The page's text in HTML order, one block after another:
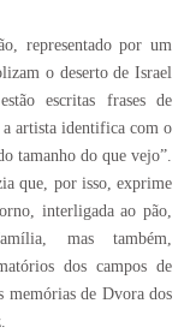
representado por um
o deserto de Israel
escritas frases de
a artista identifica com o
tamanho do que vejo”.
que, por isso, exprime
interligada ao pão,
mas também,
dos campos de
memórias de Dvora dos